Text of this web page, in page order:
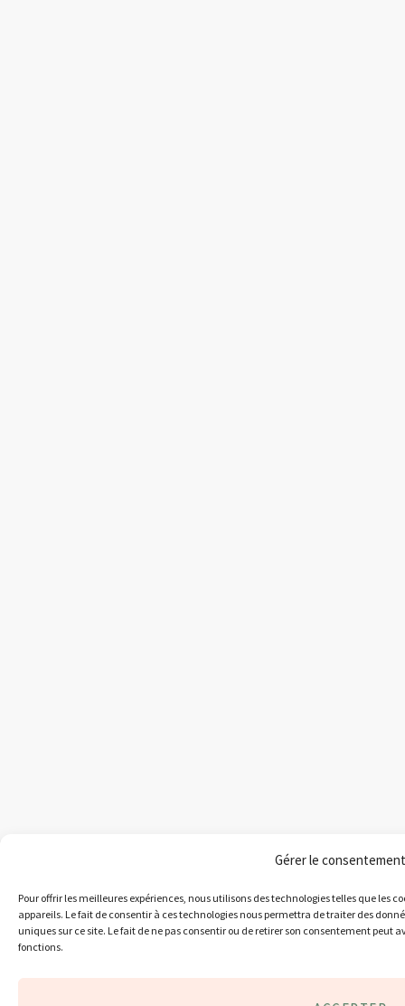
Gérer le consentement
Pour offrir les meilleures expériences, nous utilisons des technologies telles que les
appareils. Le fait de consentir à ces technologies nous permettra de traiter des
uniques sur ce site. Le fait de ne pas consentir ou de retirer son consentement
fonctions.